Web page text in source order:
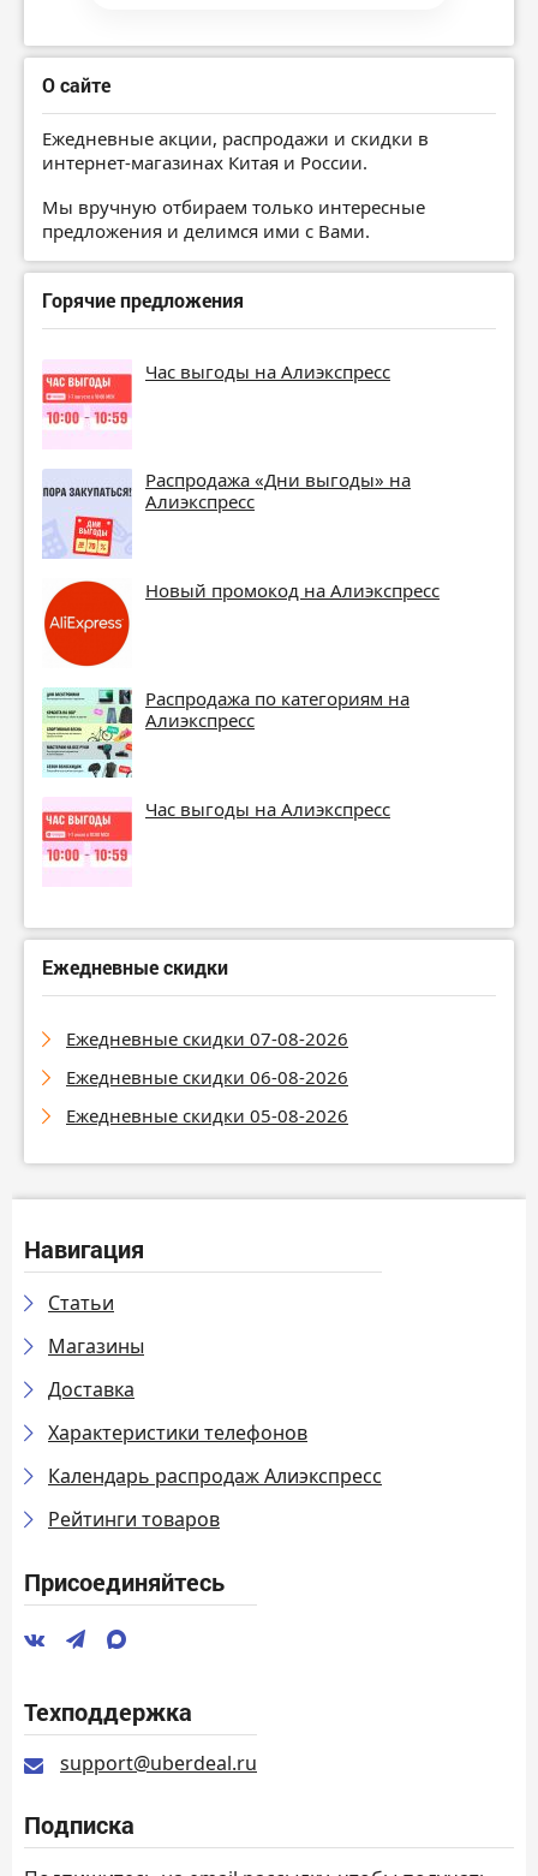
О сайте
Ежедневные акции, распродажи и скидки в
интернет-магазинах Китая и России.
Мы вручную отбираем только интересные
предложения и делимся ими с Вами.
Горячие предложения
Час выгоды на Алиэкспресс
Распродажа «Дни выгоды» на
Алиэкспресс
Новый промокод на Алиэкспресс
Распродажа по категориям на
Алиэкспресс
Час выгоды на Алиэкспресс
Ежедневные скидки
Ежедневные скидки 07-08-2026
Ежедневные скидки 06-08-2026
Ежедневные скидки 05-08-2026
Навигация
Статьи
Магазины
Доставка
Характеристики телефонов
Календарь распродаж Алиэкспресс
Рейтинги товаров
Присоединяйтесь
Техподдержка
support@uberdeal.ru
Подписка